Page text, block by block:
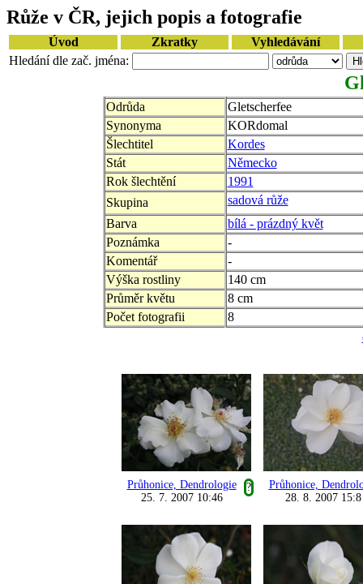
Růže v ČR, jejich popis a fotografie
Úvod Zkratky
Vyhledávání
Hledání dle zač. jména:
Odrůda
Gletscherfee
Synonyma
KORdomal
Šlechtitel
Kordes
Stát
Německo
Rok šlechtění
1991
Skupina
sadová růže
Barva
bílá - prázdný květ
Poznámka
-
Komentář
-
Výška rostliny
140 cm
Průměr květu
8 cm
Počet fotografii
8
Průhonice, Dendrologie
?
25. 7. 2007 10:46
Průhonice,
28. 8. 2007 15:8